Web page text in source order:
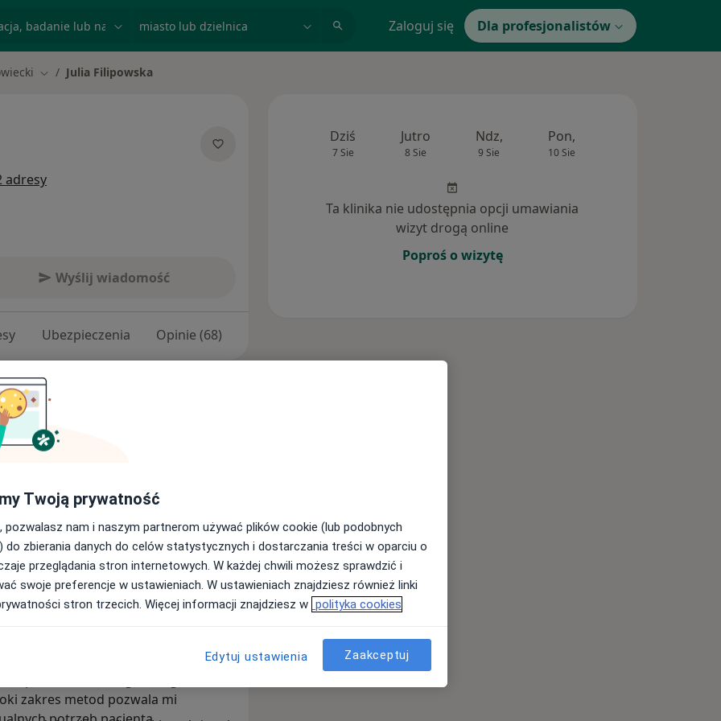
Zaloguj się Dla profesjonalistów
Zmień miasto
Julia Filipowska
adresy
Wyślij wiadomość
Ubezpieczenia Opinie (68)
Medycznym w Łodzi. Od
lat trenowałam siatkówkę, a w
pływanie, sporty wodne oraz
jak istotny jest powrót do pełnej
do wyznaczonych celów.
ze standardami IFOMPT, a
i suche igłowanie.
m.in. EPTE, fali uderzeniowej, a w
do ultrasonografii (USG), aby
podstawie szczegółowego
zakres metod pozwala mi
Dziś
7 Sie
Jutro
8 Sie
Ndz,
9 Sie
Pon,
10 Sie
Ta klinika nie udostępnia opcji umawiania
wizyt drogą online
Poproś o wizytę
Twoją prywatność
pozwalasz nam i naszym partnerom używać plików cookie (lub podobnych
do zbierania danych do celów statystycznych i dostarczania treści w oparciu o
przeglądania stron internetowych. W każdej chwili możesz sprawdzić i
swoje preferencje w ustawieniach. W ustawieniach znajdziesz również linki
stron trzecich. Więcej informacji znajdziesz w polityka cookies
Edytuj ustawienia Zaakceptuj